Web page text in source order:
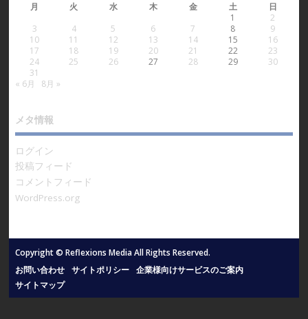
月 火 水 木 金 土
日
1
2
3
4 5 6 7 8
9
10
11 12 13 14 15
16
17
18 19 20 21 22
23
24
25 26 27 28 29
30
31
« 6月
8月 »
メタ情報
ログイン
投稿フィード
コメントフィード
WordPress.org
Copyright © Reflexions Media All Rights Reserved.
お問い合わせ サイトポリシー 企業様向けサービスのご案内
サイトマップ